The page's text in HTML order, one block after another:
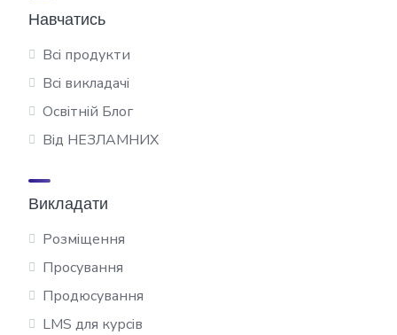
Навчатись
Всі продукти
Всі викладачі
Освітній Блог
Від НЕЗЛАМНИХ
Викладати
Розміщення
Просування
Продюсування
LMS для курсів